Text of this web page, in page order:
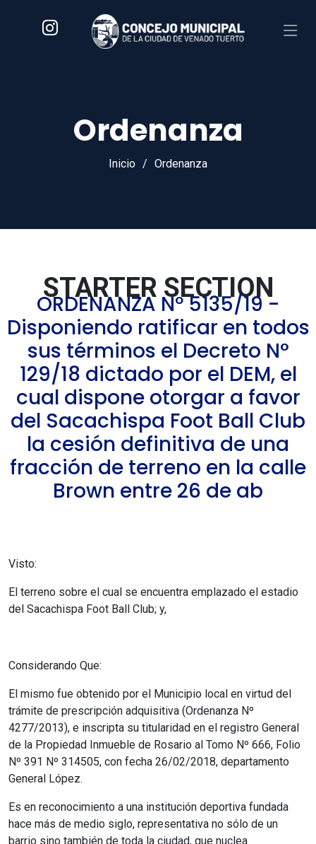
Ordenanza
Inicio Ordenanza
STARTER SECTION
ORDENANZA Nº 5135/19 -
Disponiendo ratificar en todos
sus términos el Decreto N°
129/18 dictado por el DEM, el
cual dispone otorgar a favor
del Sacachispa Foot Ball Club
la cesión definitiva de una
fracción de terreno en la calle
Brown entre 26 de ab
Visto:
El terreno sobre el cual se encuentra emplazado el estadio
del Sacachispa Foot Ball Club; y,
Considerando Que:
El mismo fue obtenido por el Municipio local en virtud del
trámite de prescripción adquisitiva (Ordenanza Nº
4277/2013), e inscripta su titularidad en el registro General
de la Propiedad Inmueble de Rosario al Tomo Nº 666, Folio
Nº 391 Nº 314505, con fecha 26/02/2018, departamento
General López.
Es en reconocimiento a una institución deportiva fundada
hace más de medio siglo, representativa no sólo de un
barrio sino también de toda la ciudad, que nuclea